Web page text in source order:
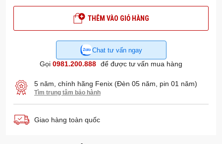
THÊM VÀO GIỎ HÀNG
Chat tư vấn ngay
Gọi 0981.200.888 để được tư vấn mua hàng
5 năm, chính hãng Fenix (Đèn 05 năm, pin 01 năm)
Tìm trung tâm bảo hành
Giao hàng toàn quốc